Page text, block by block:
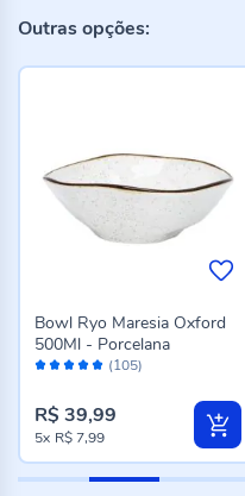
Outras opções:
Avaliação: (105)
Bowl Ryo Maresia Oxford
500Ml - Porcelana
R$ 39,99
5x R$ 7,99